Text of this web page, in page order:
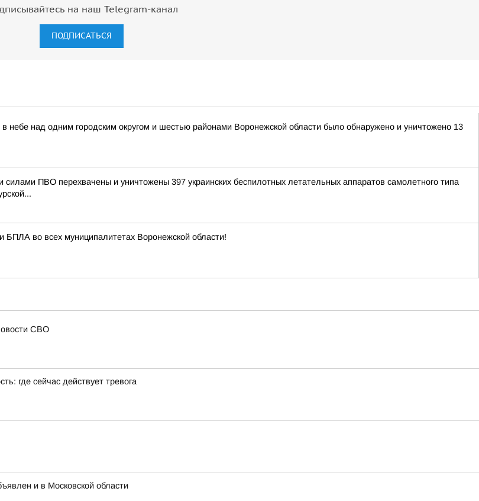
на наш Telegram-канал
ПОДПИСАТЬСЯ
над одним городским округом и шестью районами Воронежской области было обнаружено и уничтожено 13
ПВО перехвачены и уничтожены 397 украинских беспилотных летательных аппаратов самолетного типа
БПЛА во всех муниципалитетах Воронежской области!
СВО
где сейчас действует тревога
и в Московской области